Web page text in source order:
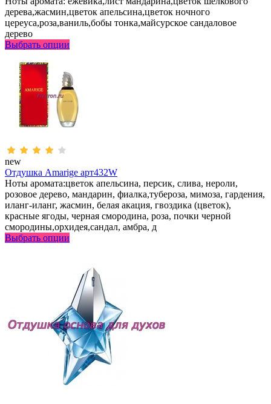
дерева,жасмин,цветок апельсина,цветок ночного
цереуса,роза,ваниль,бобы тонка,майсурское сандаловое
дерево
Выбрать опции
new
Отдушка Amarige арт432W
Ноты аромата:цветок апельсина, персик, слива, нероли,
розовое дерево, мандарин, фиалка,тубероза, мимоза, гардения,
иланг-иланг, жасмин, белая акация, гвоздика (цветок),
красные ягоды, черная смородина, роза, почки черной
смородины,орхидея,сандал, амбра, д
Выбрать опции